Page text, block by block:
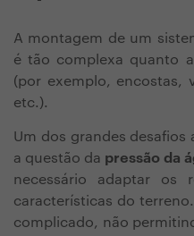
A montagem de um
é tão complexa quanto
(por exemplo, encostas,
etc.).
Um dos grandes
a questão da pressão da
necessário adaptar os
características do
complicado, não